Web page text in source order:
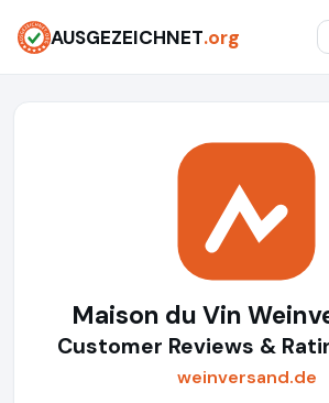
AUSGEZEICHNET.org
Maison du Vin
Customer Reviews &
weinversand.de